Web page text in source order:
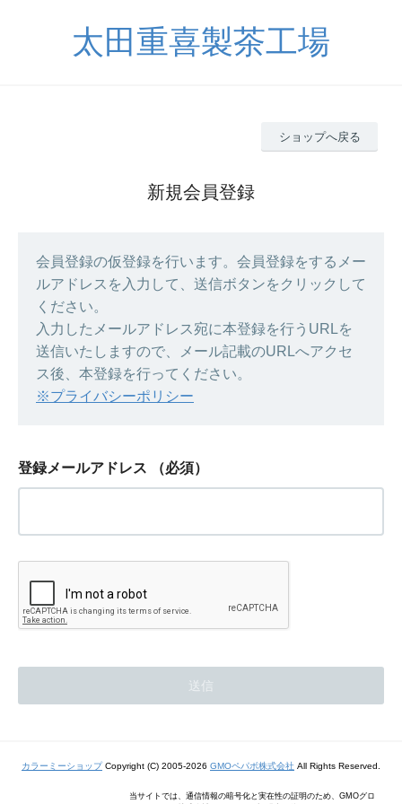
太田重喜製茶工場
ショップへ戻る
新規会員登録
会員登録の仮登録を行います。会員登録をするメー
ルアドレスを入力して、送信ボタンをクリックして
ください。
入力したメールアドレス宛に本登録を行うURLを
送信いたしますので、メール記載のURLへアクセ
ス後、本登録を行ってください。
※プライバシーポリシー
登録メールアドレス （必須）
カラーミーショップCopyright (C) 2005-2026 GMOペパボ株式会社 All Rights Reserved.
当サイトでは、通信情報の暗号化と実在性の証明のため、GMOグロ